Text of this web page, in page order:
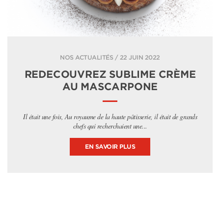
NOS ACTUALITÉS / 22 JUIN 2022
REDECOUVREZ SUBLIME CRÈME
AU MASCARPONE
Il était une fois, Au royaume de la haute pâtisserie, il était de grands
chefs qui recherchaient une...
EN SAVOIR PLUS